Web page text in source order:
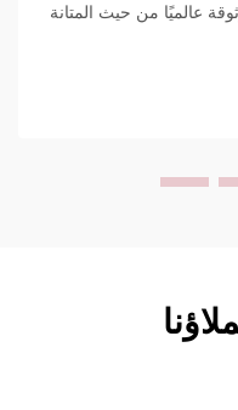
موثوقة عالميًا من حيث المتانة